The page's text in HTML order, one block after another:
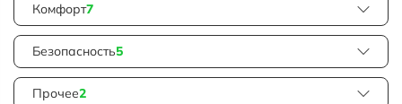
Комфорт7
Безопасность5
Прочее2